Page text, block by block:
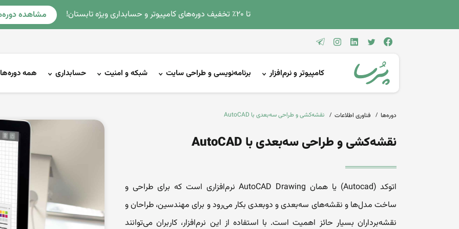
تا 2۰٪ تخفیف دوره‌های کامپیوتر و حسابداری ویژه تابستان! مشاهده
کامپیوتر و نرم‌افزار برنامه‌نویسی و طراحی سایت شبکه و امنیت حسابداری همه دوره‌ها
دوره‌ها فناوری اطلاعات نقشه‌کشی و طراحی سه‌بعدی با AutoCAD
نقشه‌کشی و طراحی سه‌بعدی با AutoCAD
اتوکد (Autocad) یا همان AutoCAD Drawing نرم‌افزاری است که برای طراحی و
ساخت مدل‌ها و نقشه‌های سه‌بعدی و دوبعدی بکار می‌رود و برای مهندسین، طراحان و
نقشه‌برداران بسیار حائز اهمیت است. با استفاده از این نرم‌افزار، کاربران می‌توانند